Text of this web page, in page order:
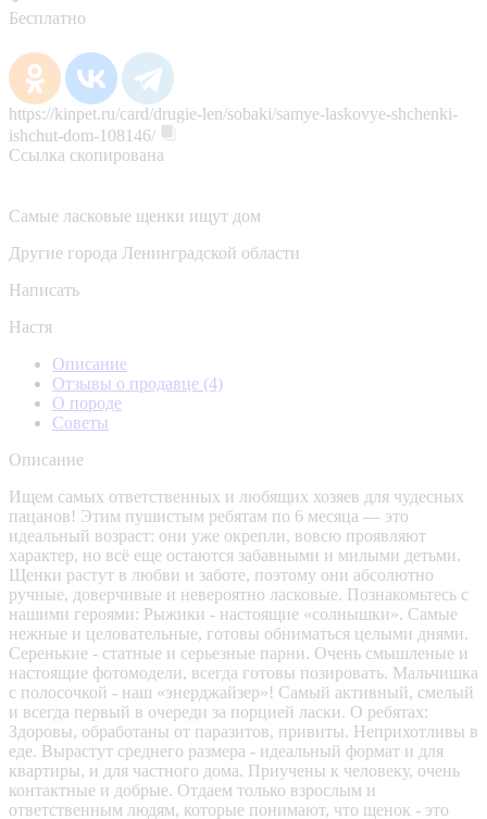
Бесплатно
https://kinpet.ru/card/drugie-len/sobaki/samye-laskovye-shchenki-
ishchut-dom-108146/
Ссылка скопирована
Самые ласковые щенки ищут дом
Другие города Ленинградской области
Написать
Настя
Описание
Отзывы о продавце (4)
О породе
Советы
Описание
Ищем самых ответственных и любящих хозяев для чудесных
пацанов! Этим пушистым ребятам по 6 месяца — это
идеальный возраст: они уже окрепли, вовсю проявляют
характер, но всё еще остаются забавными и милыми детьми.
Щенки растут в любви и заботе, поэтому они абсолютно
ручные, доверчивые и невероятно ласковые. Познакомьтесь с
нашими героями: Рыжики - настоящие «солнышки». Самые
нежные и целовательные, готовы обниматься целыми днями.
Серенькие - статные и серьезные парни. Очень смышленые и
настоящие фотомодели, всегда готовы позировать. Мальчишка
с полосочкой - наш «энерджайзер»! Самый активный, смелый
и всегда первый в очереди за порцией ласки. О ребятах:
Здоровы, обработаны от паразитов, привиты. Неприхотливы в
еде. Вырастут среднего размера - идеальный формат и для
квартиры, и для частного дома. Приучены к человеку, очень
контактные и добрые. Отдаем только взрослым и
ответственным людям, которые понимают, что щенок - это